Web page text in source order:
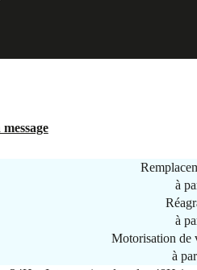
à
à
Motorisation de
à